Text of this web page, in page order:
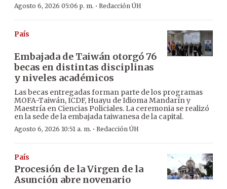
Agosto 6, 2026 05:06 p. m. · Redacción ÚH
País
Embajada de Taiwán otorgó 76
becas en distintas disciplinas
y niveles académicos
Las becas entregadas forman parte de los programas
MOFA-Taiwán, ICDF, Huayu de Idioma Mandarín y
Maestría en Ciencias Policiales. La ceremonia se realizó
en la sede de la embajada taiwanesa de la capital.
Agosto 6, 2026 10:51 a. m. · Redacción ÚH
País
Procesión de la Virgen de la
Asunción abre novenario